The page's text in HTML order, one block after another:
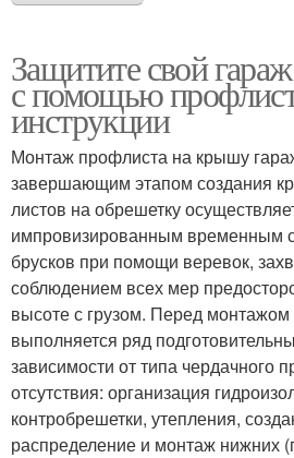
Защитите свой
с помощью
инструкции
Монтаж профлиста на крышу
завершающим этапом создания
листов на обрешетку
импровизированным временным
брусков при помощи веревок,
соблюдением всех мер
высоте с грузом. Перед
выполняется ряд
зависимости от типа чердачного
отсутствия: организация
контробрешетки, утепления,
распределение и монтаж нижних